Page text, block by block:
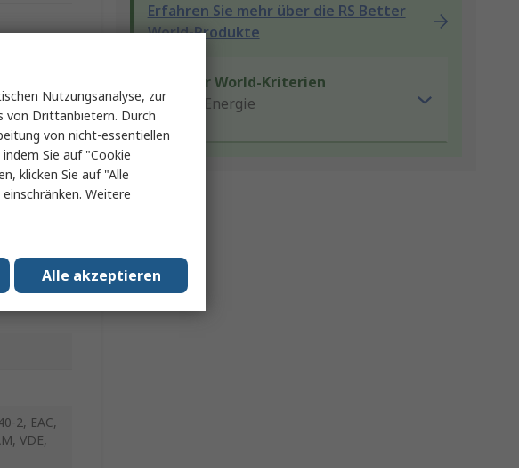
Erfahren Sie mehr über die RS Better
World-Produkte
Better World-Kriterien
Spart Energie
2, EAC,
VDE,
Nutzungsanalyse, zur
von Drittanbietern. Durch
von nicht-essentiellen
Sie auf "Cookie
klicken Sie auf "Alle
Weitere
Alle akzeptieren